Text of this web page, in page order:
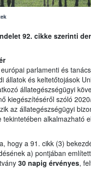
92. cikke szerinti
parlamenti és
állatok és keltetőtojások
állategészségügyi
kiegészítéséről szóló
az állategészségügyi
tekintetében alkalmazható
hogy a 91. cikk (3)
a) pontjában
30 napig érvényes,